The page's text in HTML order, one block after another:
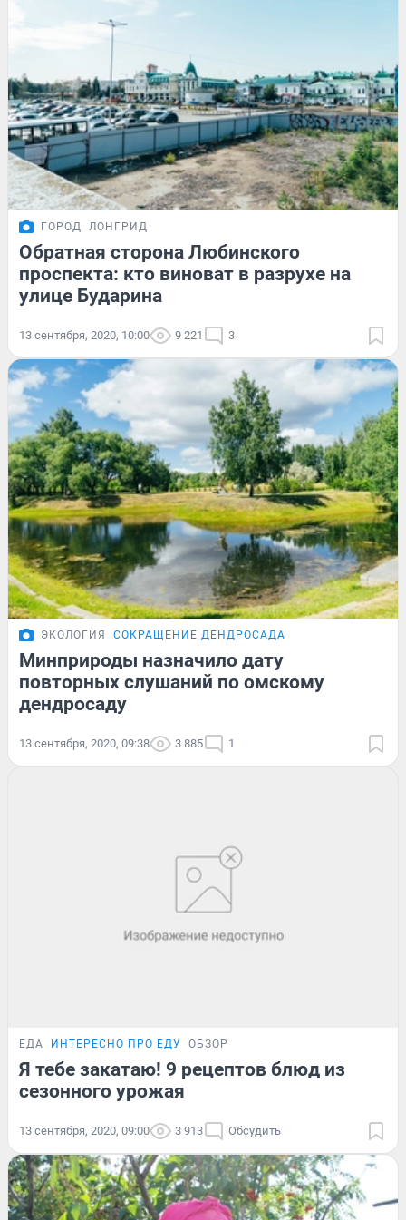
ГОРОД ЛОНГРИД
Обратная сторона Любинского
проспекта: кто виноват в разрухе на
улице Бударина
13 сентября, 2020, 10:00 9 221 3
ЭКОЛОГИЯ СОКРАЩЕНИЕ ДЕНДРОСАДА
Минприроды назначило дату
повторных слушаний по омскому
дендросаду
13 сентября, 2020, 09:38 3 885 1
ЕДА ИНТЕРЕСНО ПРО ЕДУ ОБЗОР
Я тебе закатаю! 9 рецептов блюд из
сезонного урожая
13 сентября, 2020, 09:00 3 913 Обсудить